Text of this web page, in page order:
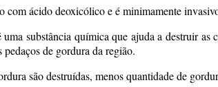
com ácido deoxicólico e é minimamente
substância química que ajuda a destruir
pedaços de gordura da região.
são destruídas, menos quantidade de